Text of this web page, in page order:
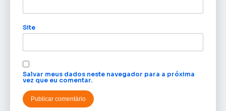
Site
Salvar meus dados neste navegador para a próxima
vez que eu comentar.